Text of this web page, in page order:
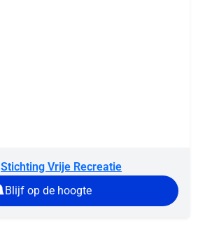
Stichting Vrije Recreatie
Blijf op de hoogte